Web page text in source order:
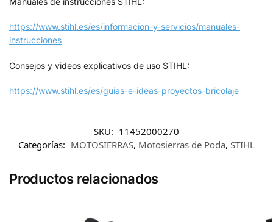
https://www.stihl.es/es/informacion-y-servicios/manuales-
instrucciones
Consejos y videos explicativos de uso STIHL:
https://www.stihl.es/es/guias-e-ideas-proyectos-bricolaje
SKU: 11452000270
Categorías: MOTOSIERRAS, Motosierras de Poda, STIHL
Productos relacionados